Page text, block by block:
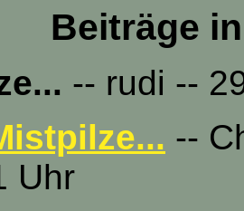
Beiträge
-- rudi --
--
Uhr